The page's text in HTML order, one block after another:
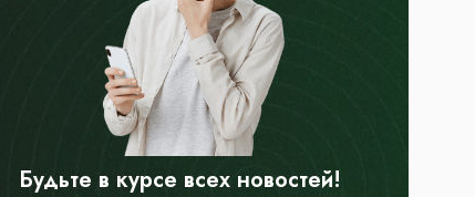
Будьте в курсе всех новостей!